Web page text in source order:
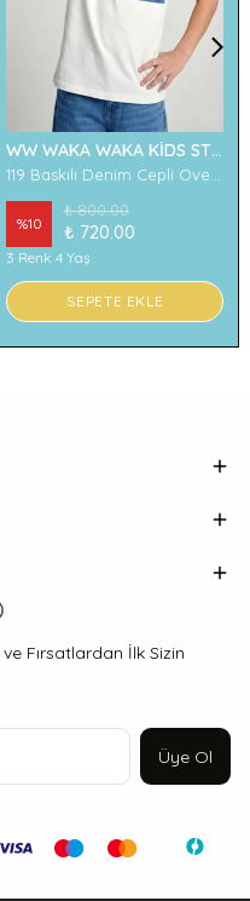
WW WAKA WAKA KİDS STORE
%10
₺ 800.00
₺ 720.00
3 Renk 4 Yaş
SEPETE EKLE
Fırsatlardan İlk Sizin
Üye Ol